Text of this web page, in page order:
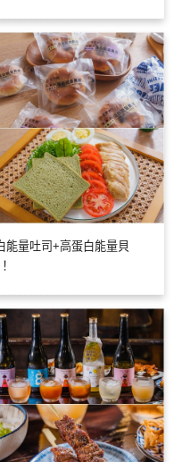
能量吐司+高蛋白能量貝